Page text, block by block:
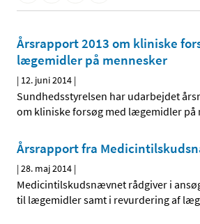
Årsrapport 2013 om kliniske
lægemidler på mennesker
| 12. juni 2014 |
Sundhedsstyrelsen har udarbejdet
om kliniske forsøg med lægemidler på
Årsrapport fra
|28. maj 2014 |
Medicintilskudsnævnet rådgiver i
til lægemidler samt i revurdering af